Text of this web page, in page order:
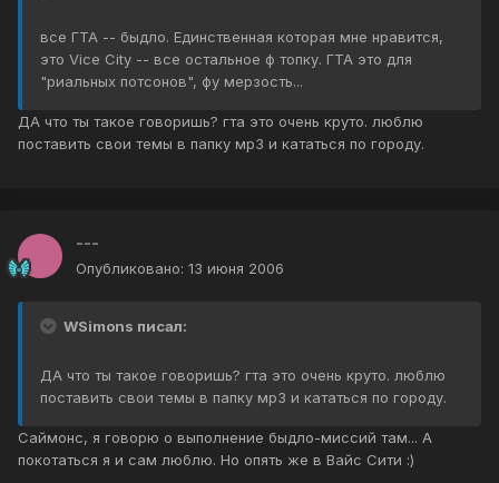
все ГТА -- быдло. Единственная которая мне нравится,
это Vice City -- все остальное ф топку. ГТА это для
"риальных потсонов", фу мерзость...
ДА что ты такое говоришь? гта это очень круто. люблю
поставить свои темы в папку мр3 и кататься по городу.
---
Опубликовано: 13 июня 2006
WSimons писал:
ДА что ты такое говоришь? гта это очень круто. люблю
поставить свои темы в папку мр3 и кататься по городу.
Саймонс, я говорю о выполнение быдло-миссий там... А
покотаться я и сам люблю. Но опять же в Вайс Сити :)